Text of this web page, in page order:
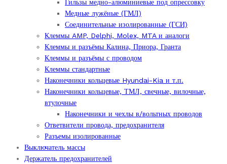
Гильзы медно-алюминиевые под опрессовку
Медные лужёные (ГМЛ)
Соединительные изолированные (ГСИ)
Клеммы AMP, Delphi, Molex, MTA и аналоги
Клеммы и разъёмы Калина, Приора, Гранта
Клеммы и разъёмы с проводом
Клеммы стандартные
Наконечники кольцевые Hyundai-Kia и т.п.
Наконечники кольцевые, ТМЛ, свечные, вилочные,
втулочные
Наконечники и чехлы в/вольтных проводов
Ответвители провода, предохранителя
Разъемы изолированные
Выключатель массы
Держатель предохранителей